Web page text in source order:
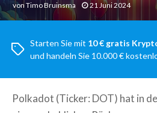
vonTimo Bruinsma 21 Juni 2024
Starten Sie mit 10 € gratis
und handeln Sie 10.000 €
Polkadot (Ticker: DOT) hat in